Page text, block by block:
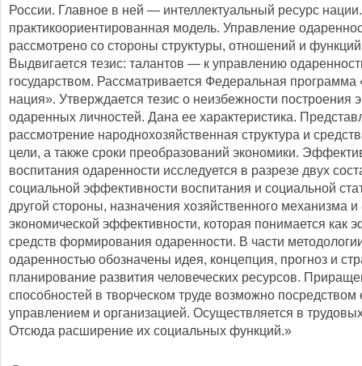
России. Главное в ней — интеллектуальный ресурс
практикоориентированная модель. Управление
рассмотрено со стороны структуры, отношений и
Выдвигается тезис: талантов — к управлению
государством. Рассматривается Федеральная
нация». Утверждается тезис о неизбежности построения
одаренных личностей. Дана ее характеристика.
рассмотрение народнохозяйственная структура и
цели, а также сроки преобразований экономики.
воспитания одаренности исследуется в разрезе двух
социальной эффективности воспитания и социальной
другой стороны, назначения хозяйственного механизма и
экономической эффективности, которая понимается как
средств формирования одаренности. В части
одаренностью обозначены идея, концепция, прогноз и
планирование развития человеческих ресурсов.
способностей в творческом труде возможно посредством
управлением и организацией. Осуществляется в
Отсюда расширение их социальных функций.»